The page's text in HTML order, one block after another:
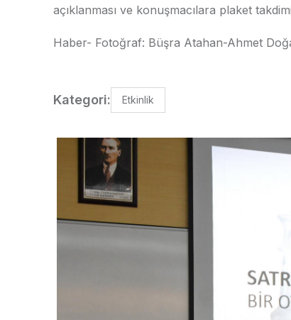
açıklanması ve konuşmacılara plaket
Haber- Fotoğraf: Büşra Atahan-Ahmet
Kategori: Etkinlik